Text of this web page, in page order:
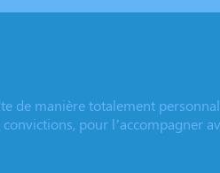
de manière totalement
pour l’accompagner